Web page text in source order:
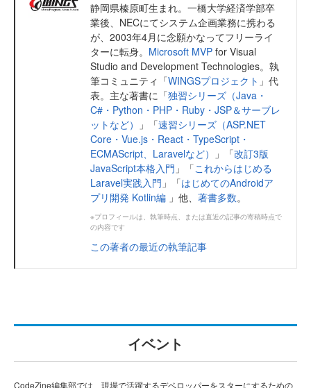
静岡県榛原町生まれ。一橋大学経済学部卒
業後、NECにてシステム企画業務に携わる
が、2003年4月に念願かなってフリーライ
ターに転身。 Microsoft MVP for Visual
Studio and Development Technologies。執
筆コミュニティ「WINGSプロジェクト 」代
表。主な著書に「独習シリーズ（Java・
C#・Python・PHP・Ruby・JSP＆サーブレ
ットなど）
」「速習シリーズ（ASP.NET
Core・Vue.js・React・TypeScript・
ECMAScript、Laravelなど）
」「改訂3版
JavaScript本格入門 」「これからはじめる
Laravel実践入門 」「はじめてのAndroidア
プリ開発 Kotlin編 」他、 著書多数。
※プロフィールは、執筆時点、または直近の記事の寄稿時点で
の内容です
この著者の最近の執筆記事
イベント
CodeZine編集部では、現場で活躍するデベロッパーをスターにするための